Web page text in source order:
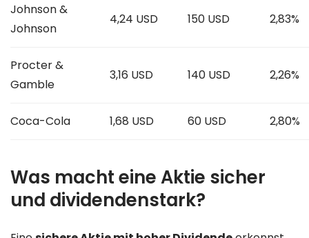
Johnson &
Johnson
4,24 USD 150 USD 2,83%
Procter &
Gamble
3,16 USD 140 USD 2,26%
Coca-Cola 1,68 USD 60 USD 2,80%
Was macht eine Aktie sicher
und dividendenstark?